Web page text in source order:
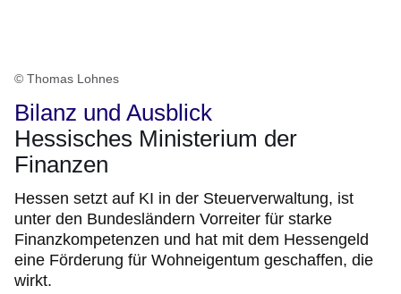
© Thomas Lohnes
Bilanz und Ausblick
Hessisches Ministerium der
Finanzen
Hessen setzt auf KI in der Steuerverwaltung, ist
unter den Bundesländern Vorreiter für starke
Finanzkompetenzen und hat mit dem Hessengeld
eine Förderung für Wohneigentum geschaffen, die
wirkt.